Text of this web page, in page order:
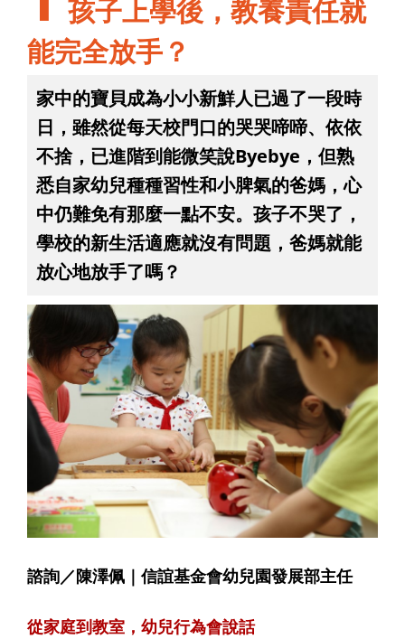
孩子上學後，教養責任就
能完全放手？
家中的寶貝成為小小新鮮人已過了一段時
日，雖然從每天校門口的哭哭啼啼、依依
不捨，已進階到能微笑說Byebye，但熟
悉自家幼兒種種習性和小脾氣的爸媽，心
中仍難免有那麼一點不安。孩子不哭了，
學校的新生活適應就沒有問題，爸媽就能
放心地放手了嗎？
諮詢／陳澤佩｜信誼基金會幼兒園發展部主任
從家庭到教室，幼兒行為會說話